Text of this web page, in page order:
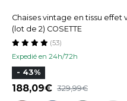
Chaises vintage en tissu
(lot de 2) COSETTE
Expedié en 24h/72h
(53)
- 43%
188,09 329,99